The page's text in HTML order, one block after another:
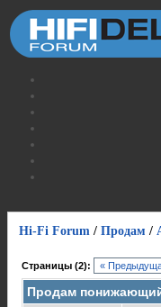
Hi-Fi Forum / Продам /
Страницы (2): «
Продам